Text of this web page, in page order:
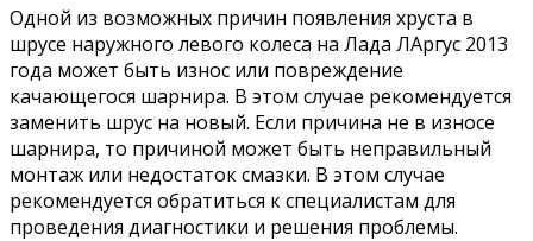
Одной из возможных причин появления хруста в
шрусе наружного левого колеса на Лада ЛАргус 2013
года может быть износ или повреждение
качающегося шарнира. В этом случае рекомендуется
заменить шрус на новый. Если причина не в износе
шарнира, то причиной может быть неправильный
монтаж или недостаток смазки. В этом случае
рекомендуется обратиться к специалистам для
проведения диагностики и решения проблемы.